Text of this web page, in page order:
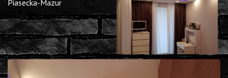
Piasecka-Mazur